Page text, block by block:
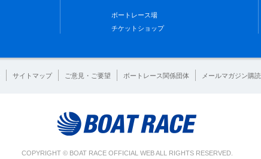
ボートレース場
チケットショップ
サイトマップ ご意見・ご要望 ボートレース関係団体 メールマガジン購読
COPYRIGHT © BOAT RACE OFFICIAL WEB ALL RIGHTS RESERVED.